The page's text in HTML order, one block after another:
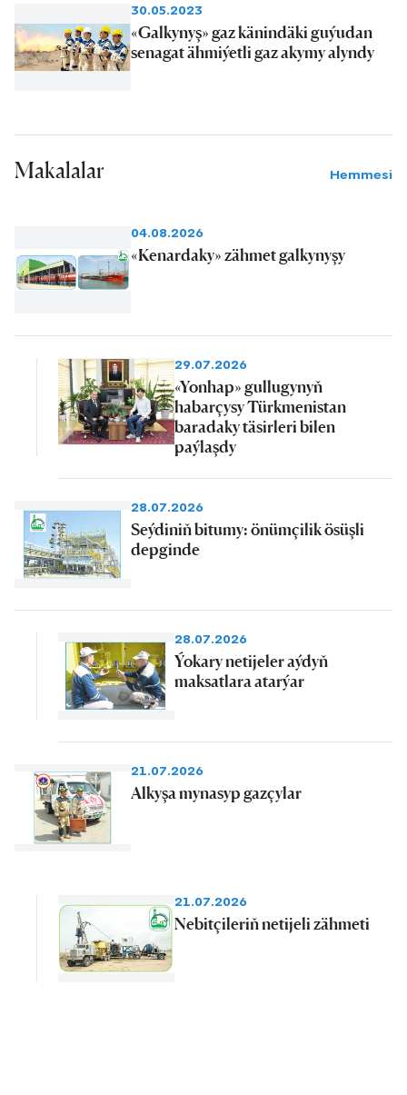
30.05.2023
«Galkynyş» gaz känindäki guýudan
senagat ähmiýetli gaz akymy alyndy
Makalalar Hemmesi
04.08.2026
«Kenardaky» zähmet galkynyşy
29.07.2026
«Yonhap» gullugynyň
habarçysy Türkmenistan
baradaky täsirleri bilen
paýlaşdy
28.07.2026
Seýdiniň bitumy: önümçilik ösüşli
depginde
28.07.2026
Ýokary netijeler aýdyň
maksatlara atarýar
21.07.2026
Alkyşa mynasyp gazçylar
21.07.2026
Nebitçileriň netijeli zähmeti